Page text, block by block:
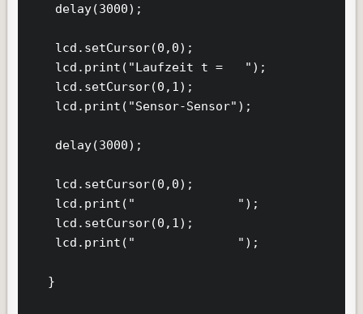
    delay(3000);
    lcd.setCursor(0,0);
    lcd.print("Laufzeit t =   ");
    lcd.setCursor(0,1);
    lcd.print("Sensor-Sensor");
    delay(3000);
    lcd.setCursor(0,0);
    lcd.print("              ");
    lcd.setCursor(0,1);
    lcd.print("              ");
   }